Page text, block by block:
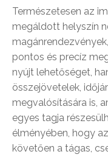
Természetesen az
megáldott helyszín
pontos és precíz
nyújt lehetőséget,
összejövetelek,
megvalósítására is,
egyes tagja
élményében, hogy
követően a tágas,